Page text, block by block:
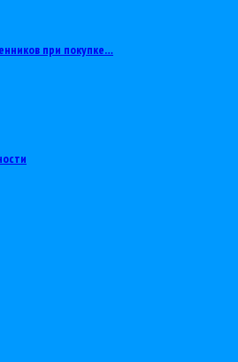
при покупке…